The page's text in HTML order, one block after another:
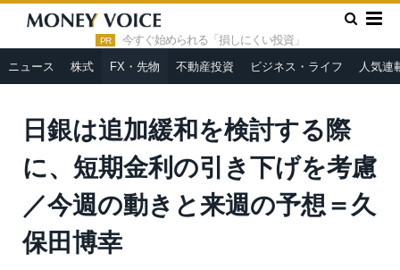
PR 今すぐ始められる「損しにくい投資」
ニュース 株式 FX・先物 不動産投資 ビジネス・ライフ 人気連
HOME » FX・先物 »
日銀は追加緩和を検討する際に、短期金
利の引き下げを考慮／今週の動きと来週の予想＝久保田博幸
日銀は追加緩和を検討する際
に、短期金利の引き下げを考慮
／今週の動きと来週の予想＝久
保田博幸